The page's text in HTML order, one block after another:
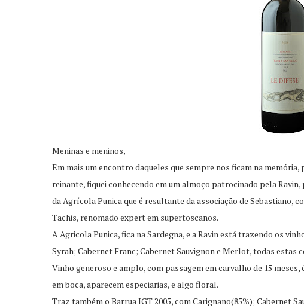
Meninas e meninos,
Em mais um encontro daqueles que sempre nos ficam na
reinante, fiquei conhecendo em um almoço patrocinado pela
da Agrícola Punica que é resultante da associação de Sebastiano,
Tachis, renomado expert em supertoscanos.
A Agricola Punica, fica na Sardegna, e a Ravin está trazendo os
Syrah; Cabernet Franc; Cabernet Sauvignon e Merlot, todas estas
Vinho generoso e amplo, com passagem em carvalho de 15
em boca, aparecem especiarias, e algo floral.
Traz também o Barrua IGT 2005, com Carignano(85%); Cabernet